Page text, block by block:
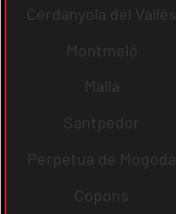
Cerdanyola del Vallès
Montmeló
Malla
Santpedor
Perpètua de Mogoda
Copons